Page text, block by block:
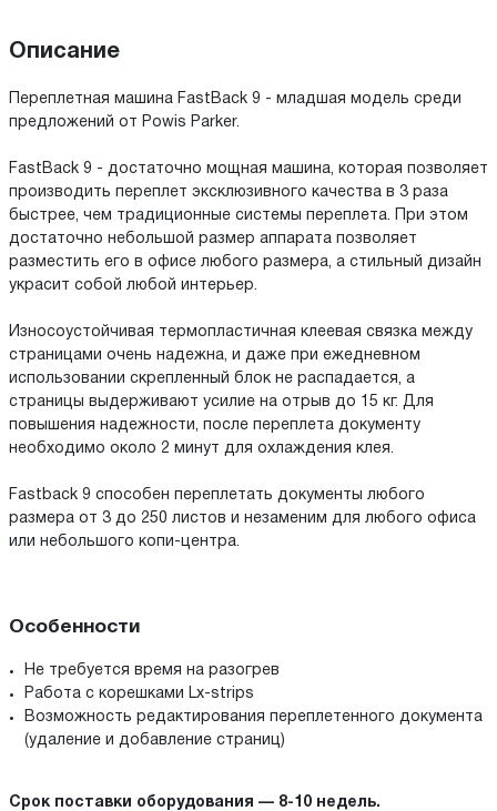
Описание
Переплетная машина FastBack 9 - младшая модель среди
предложений от Powis Parker.
FastBack 9 - достаточно мощная машина, которая позволяет
производить переплет эксклюзивного качества в 3 раза
быстрее, чем традиционные системы переплета. При этом
достаточно небольшой размер аппарата позволяет
разместить его в офисе любого размера, а стильный дизайн
украсит собой любой интерьер.
Износоустойчивая термопластичная клеевая связка между
страницами очень надежна, и даже при ежедневном
использовании скрепленный блок не распадается, а
страницы выдерживают усилие на отрыв до 15 кг. Для
повышения надежности, после переплета документу
необходимо около 2 минут для охлаждения клея.
Fastback 9 способен переплетать документы любого
размера от 3 до 250 листов и незаменим для любого офиса
или небольшого копи-центра.
Особенности
Не требуется время на разогрев
Работа с корешками Lx-strips
Возможность редактирования переплетенного документа
(удаление и добавление страниц)
Срок поставки оборудования — 8-10 недель.